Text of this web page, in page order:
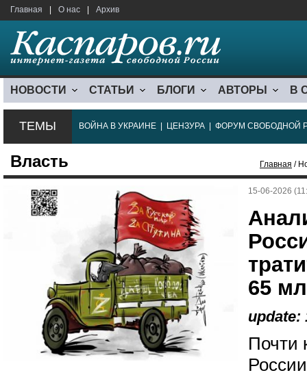
Главная О нас Архив
НОВОСТИ СТАТЬИ БЛОГИ АВТОРЫ В
ТЕМЫ ВОЙНА В УКРАИНЕ ЦЕНЗУРА ФОРУМ СВОБОДНОЙ
Власть Главная /
15-06-2026
65
update:
Почти